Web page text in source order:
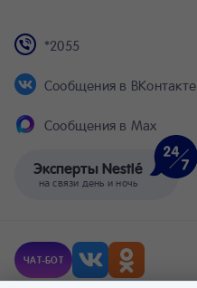
Эксперты Nestlé
на связи день и ночь
*2055
Сообщения в ВКонтакте
Сообщения в Max
ЧАТ-БОТ